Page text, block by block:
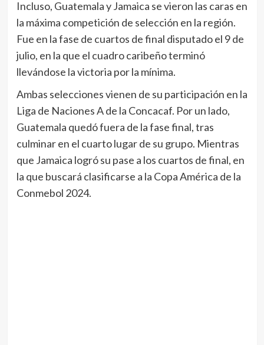
Incluso, Guatemala y Jamaica se vieron las caras en
la máxima competición de selección en la región.
Fue en la fase de cuartos de final disputado el 9 de
julio, en la que el cuadro caribeño terminó
llevándose la victoria por la mínima.
Ambas selecciones vienen de su participación en la
Liga de Naciones A de la Concacaf. Por un lado,
Guatemala quedó fuera de la fase final, tras
culminar en el cuarto lugar de su grupo. Mientras
que Jamaica logró su pase a los cuartos de final, en
la que buscará clasificarse a la Copa América de la
Conmebol 2024.